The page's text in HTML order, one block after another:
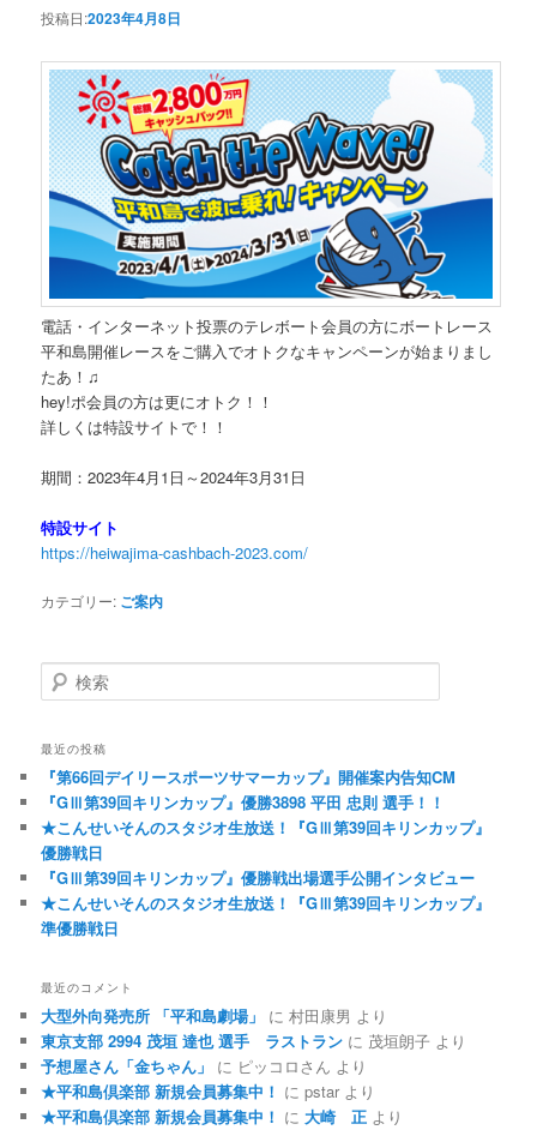
投稿日:2023年4月8日
電話・インターネット投票のテレボート会員の方にボートレース
平和島開催レースをご購入でオトクなキャンペーンが始まりまし
たあ！♫
hey!ポ会員の方は更にオトク！！
詳しくは特設サイトで！！
期間：2023年4月1日～2024年3月31日
特設サイト
https://heiwajima-cashbach-2023.com/
カテゴリー: ご案内
検索
最近の投稿
『第66回デイリースポーツサマーカップ』開催案内告知CM
『GⅢ第39回キリンカップ』優勝3898 平田 忠則 選手！！
★こんせいそんのスタジオ生放送！『GⅢ第39回キリンカップ』
優勝戦日
『GⅢ第39回キリンカップ』優勝戦出場選手公開インタビュー
★こんせいそんのスタジオ生放送！『GⅢ第39回キリンカップ』
準優勝戦日
最近のコメント
大型外向発売所 「平和島劇場」 に村田康男 より
東京支部 2994 茂垣 達也 選手 ラストラン に 茂垣朗子 より
予想屋さん「金ちゃん」
に ピッコロさん より
★平和島倶楽部 新規会員募集中！ にpstar より
★平和島倶楽部 新規会員募集中！ に大崎 正 より